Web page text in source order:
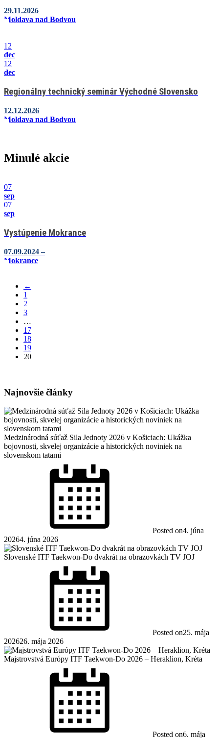
29.11.2026
Moldava nad Bodvou
12
dec
12
dec
Regionálny technický seminár Východné Slovensko
12.12.2026
Moldava nad Bodvou
Minulé akcie
07
sep
07
sep
Vystúpenie Mokrance
07.09.2024 –
Mokrance
←
1
2
3
…
17
18
19
20
Najnovšie články
Medzinárodná súťaž Sila Jednoty 2026 v Košiciach: Ukážka
bojovnosti, skvelej organizácie a historických noviniek na
slovenskom tatami
Posted on4. júna
20264. júna 2026
Slovenské ITF Taekwon-Do dvakrát na obrazovkách TV JOJ
Posted on25. mája
202626. mája 2026
Majstrovstvá Európy ITF Taekwon-Do 2026 – Heraklion, Kréta
Posted on6. mája